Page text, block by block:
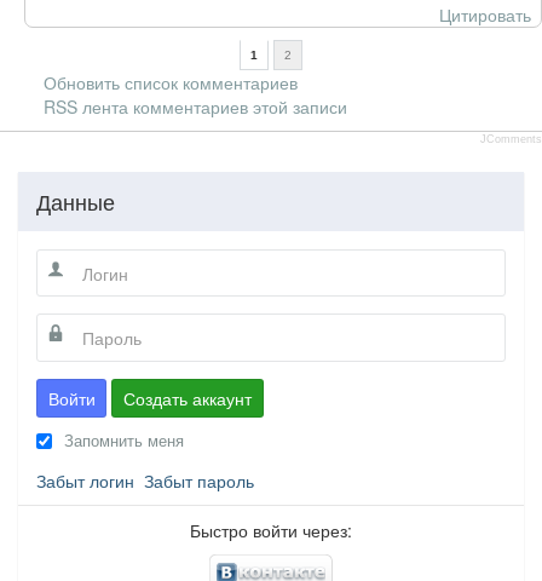
Цитировать
1 2
Обновить список комментариев
RSS лента комментариев этой записи
JComments
Данные
Войти Создать аккаунт
Запомнить меня
Забыт логин Забыт пароль
Быстро войти через: